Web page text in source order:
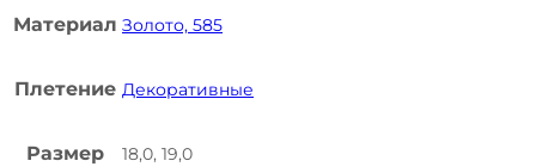
Материал Золото, 585
Плетение Декоративные
Размер 18,0, 19,0